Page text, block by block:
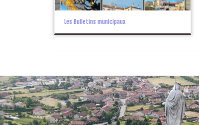
Les Bulletins municipaux